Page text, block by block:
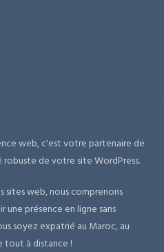
web, c'est votre partenaire de
robuste de votre site WordPress.
sites web, nous comprenons
présence en ligne sans
soyez expatrié au Maroc, au
tout à distance !